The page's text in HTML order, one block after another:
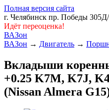
Полная версия сайта
г. Челябинск пр. Победы
Идёт переоценка!
ВАЗон
ВАЗон → Двигатель →
Вкладыши
+0.25 K7M, K7J,
(Nissan Almera